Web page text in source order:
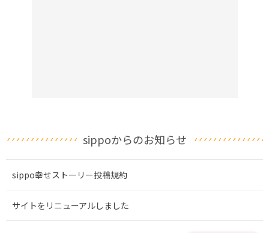
sippoからのお知らせ
sippo幸せストーリー投稿規約
サイトをリニューアルしました